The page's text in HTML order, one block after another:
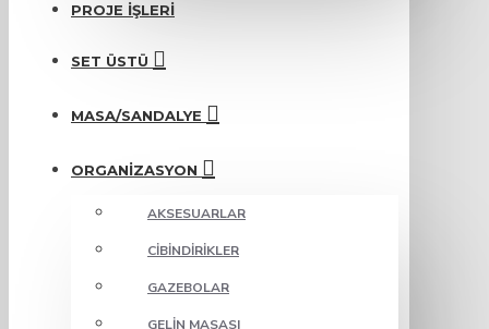
PROJE İŞLERI
SET ÜSTÜ
MASA/SANDALYE
ORGANIZASYON
AKSESUARLAR
CIBINDIRIKLER
GAZEBOLAR
GELIN MASASI